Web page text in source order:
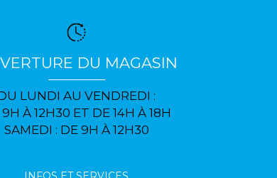
DU MAGASIN
LUNDI AU VENDREDI :
À 12H30 ET DE 14H À 18H
SAMEDI : DE 9H À 12H30